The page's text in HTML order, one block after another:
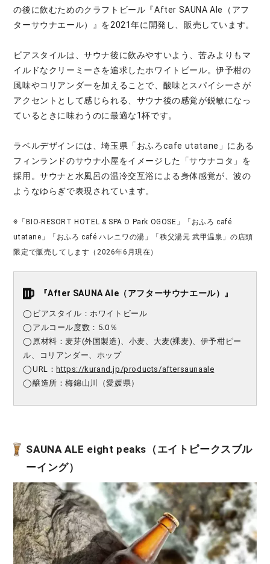
の後に飲むためのクラフトビール『After SAUNA Ale（アフ
ターサウナエール）』を2021年に開発し、販売しています。
ビアスタイルは、サウナ後に飲みやすいよう、苦みよりもマ
イルドなクリーミーさを追求したホワイトビール。伊予柑の
風味やコリアンダーを加えることで、酸味とスパイシーさが
アクセントとして感じられる、サウナ後の感覚が鋭敏になっ
ているときに味わうのに最適な1杯です。
ラベルデザインには、埼玉県「おふろcafe utatane」にある
フィンランドのサウナ小屋をイメージした「サウナコタ」を
採用。サウナと水風呂の温冷交互浴による身体感覚が、波の
ようなゆらぎで表現されています。
※「BIO-RESORT HOTEL & SPA O Park OGOSE」「おふろ café
utatane」「おふろ café ハレニワの湯」「秩父湯元 武甲温泉」の店頭
限定で販売してします（2026年6月現在）
『After SAUNA Ale（アフターサウナエール）』
◯ビアスタイル：ホワイトビール
◯アルコール度数：5.0％
◯原材料：麦芽(外国製造)、小麦、大麦(裸麦)、伊予柑ピー
ル、コリアンダー、ホップ
◯URL： https://kurand.jp/products/aftersaunaale
◯醸造所：梅錦山川（愛媛県）
SAUNA ALE eight peaks（エイトピークスブル
ーイング）